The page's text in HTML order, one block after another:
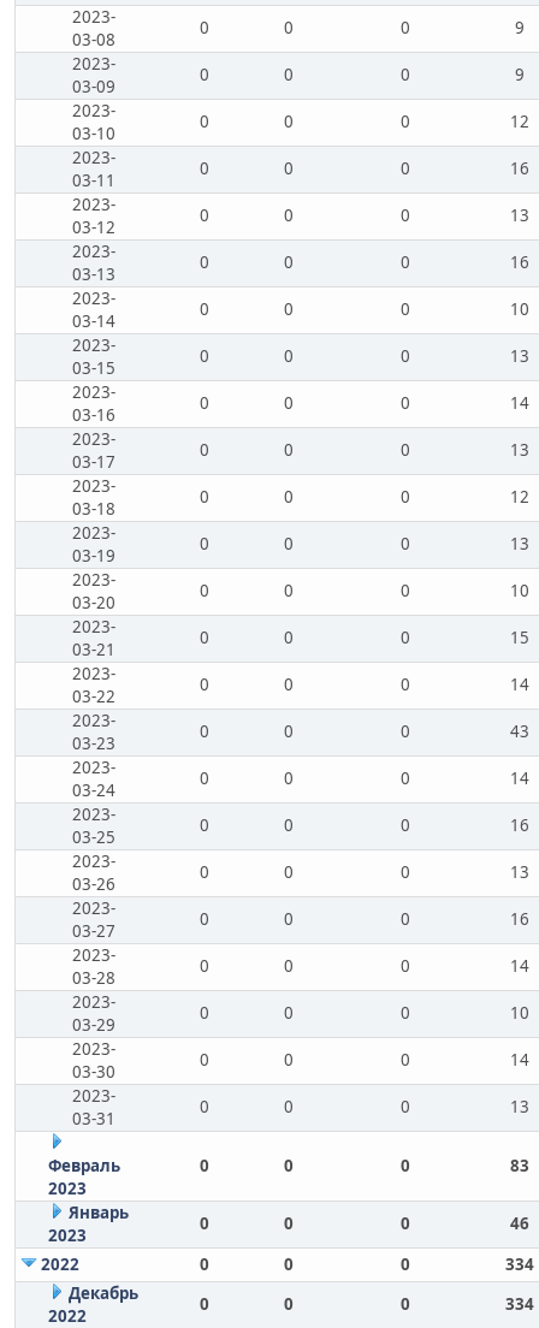
2023-
03-08
0 0 0
9
2023-
03-09
0 0 0
9
2023-
03-10
0 0 0
12
2023-
03-11
0 0 0
16
2023-
03-12
0 0 0
13
2023-
03-13
0 0 0
16
2023-
03-14
0 0 0
10
2023-
03-15
0 0 0
13
2023-
03-16
0 0 0
14
2023-
03-17
0 0 0
13
2023-
03-18
0 0 0
12
2023-
03-19
0 0 0
13
2023-
03-20
0 0 0
10
2023-
03-21
0 0 0
15
2023-
03-22
0 0 0
14
2023-
03-23
0 0 0
43
2023-
03-24
0 0 0
14
2023-
03-25
0 0 0
16
2023-
03-26
0 0 0
13
2023-
03-27
0 0 0
16
2023-
03-28
0 0 0
14
2023-
03-29
0 0 0
10
2023-
03-30
0 0 0
14
2023-
03-31
0 0 0 13
Февраль
2023
0 0 0 83
Январь
2023
0 0 0
46
2022
0 0 0
334
Декабрь
2022
0 0 0
334